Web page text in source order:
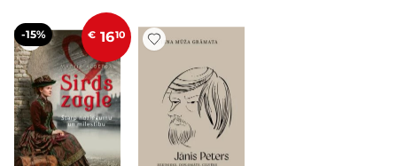
-15% € 1610